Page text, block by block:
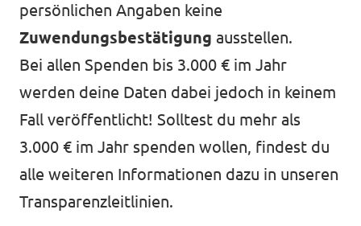
persönlichen Angaben keine
Zuwendungsbestätigung ausstellen.
Bei allen Spenden bis 3.000 € im Jahr
werden deine Daten dabei jedoch in keinem
Fall veröffentlicht! Solltest du mehr als
3.000 € im Jahr spenden wollen, findest du
alle weiteren Informationen dazu in unseren
Transparenzleitlinien.